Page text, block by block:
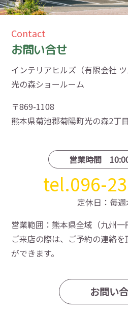
Contact
お問い合せ
インテリアヒルズ（有限会社 ツ
光の森ショールーム
〒869-1108
熊本県菊池郡菊陽町光の森2丁
営業時間
tel.096-
定休日：毎週
営業範囲：熊本県全域（九州一
ご来店の際は、ご予約の連絡
ができます。
お問い